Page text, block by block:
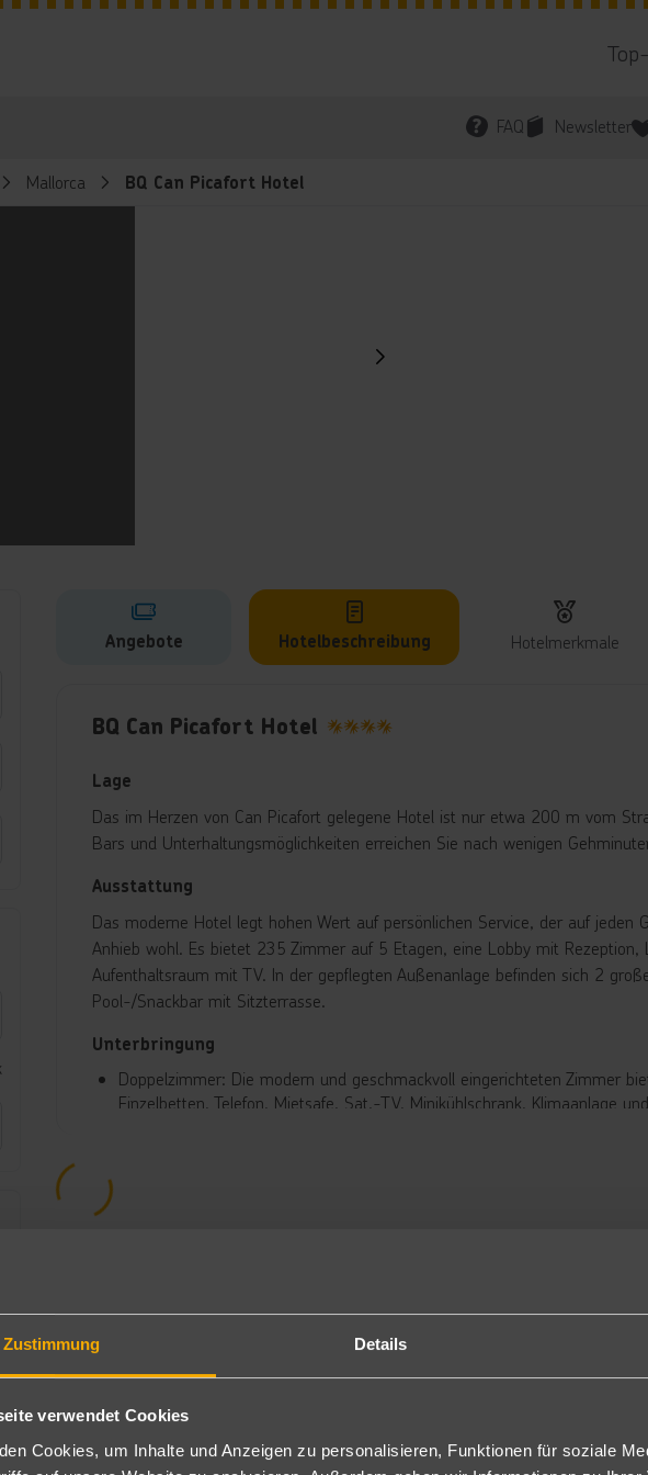
Zustimmung Details
verwendet Cookies
Cookies, um Inhalte und Anzeigen zu personalisieren, Funktionen für soziale
FAQ Newsletter
Mallorca BQ Can Picafort Hotel
Angebote Hotelbeschreibung Hotelmerkmale
BQ Can Picafort Hotel
Lage
Das im Herzen von Can Picafort gelegene Hotel ist nur etwa 200 m vom
Bars und Unterhaltungsmöglichkeiten erreichen Sie nach wenigen
Ausstattung
Das moderne Hotel legt hohen Wert auf persönlichen Service, der auf
Anhieb wohl. Es bietet 235 Zimmer auf 5 Etagen, eine Lobby mit
Aufenthaltsraum mit TV. In der gepflegten Außenanlage befinden sich 2
Pool-/Snackbar mit Sitzterrasse.
Unterbringung
Doppelzimmer: Die modern und geschmackvoll eingerichteten Zimmer
Einzelbetten, Telefon, Mietsafe, Sat.-TV, Minikühlschrank, Klimaanlage
Frühstück/Halbpension
Frühstücksbuffet. Zum Abendessen abwechslungsreiche Buffets mit kalten
Sport Inklusive
Fitnessraum zur kostenlosen Benutzung.
Sport gegen Gebühr
Fahrradraum.